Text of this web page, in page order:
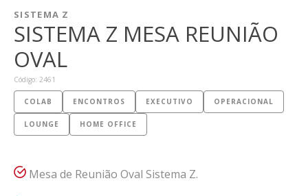
SISTEMA Z
SISTEMA Z MESA REUNIÃO
OVAL
Código: 2461
COLAB ENCONTROS EXECUTIVO OPERACIONAL
LOUNGE HOME OFFICE
Mesa de Reunião Oval Sistema Z.